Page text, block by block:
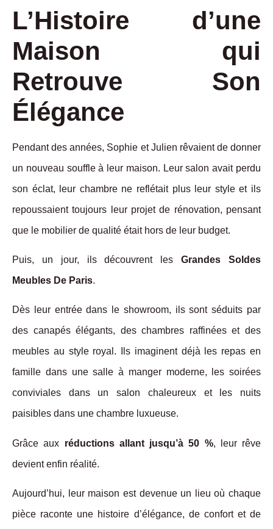
L’Histoire d’une
Maison qui
Retrouve Son
Élégance
Pendant des années, Sophie et Julien rêvaient de donner
un nouveau souffle à leur maison. Leur salon avait perdu
son éclat, leur chambre ne reflétait plus leur style et ils
repoussaient toujours leur projet de rénovation, pensant
que le mobilier de qualité était hors de leur budget.
Puis, un jour, ils découvrent lesGrandes Soldes
Meubles De Paris.
Dès leur entrée dans le showroom, ils sont séduits par
des canapés élégants, des chambres raffinées et des
meubles au style royal. Ils imaginent déjà les repas en
famille dans une salle à manger moderne, les soirées
conviviales dans un salon chaleureux et les nuits
paisibles dans une chambre luxueuse.
Grâce aux réductions allant jusqu’à 50 %, leur rêve
devient enfin réalité.
Aujourd’hui, leur maison est devenue un lieu où chaque
pièce raconte une histoire d’élégance, de confort et de